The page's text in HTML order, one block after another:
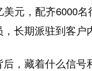
美元，配齐6000
长期派驻到客户
，藏着什么信号